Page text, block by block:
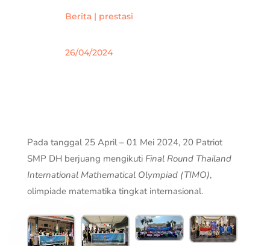
Berita| prestasi
26/04/2024
Pada tanggal 25 April – 01 Mei 2024, 20 Patriot
SMP DH berjuang mengikuti Final Round Thailand
International Mathematical Olympiad (TIMO),
olimpiade matematika tingkat internasional.